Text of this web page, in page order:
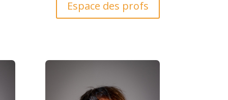
Espace des profs